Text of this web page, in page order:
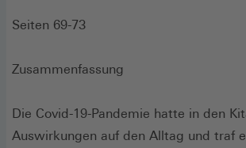
Seiten 69-73
Zusammenfassung
Die Covid-19-Pandemie hatte in den
Auswirkungen auf den Alltag und traf